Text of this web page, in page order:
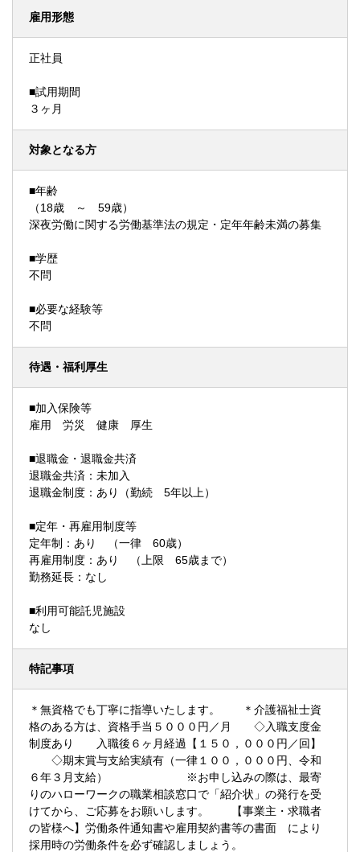
雇用形態
正社員
■試用期間
３ヶ月
対象となる方
■年齢
（18歳 ～ 59歳）
深夜労働に関する労働基準法の規定・定年年齢未満の募集
■学歴
不問
■必要な経験等
不問
待遇・福利厚生
■加入保険等
雇用 労災 健康 厚生
■退職金・退職金共済
退職金共済：未加入
退職金制度：あり（勤続 5年以上）
■定年・再雇用制度等
定年制：あり （一律 60歳）
再雇用制度：あり （上限 65歳まで）
勤務延長：なし
■利用可能託児施設
なし
特記事項
＊無資格でも丁寧に指導いたします。 ＊介護福祉士資
格のある方は、資格手当５０００円／月 ◇入職支度金
制度あり 入職後６ヶ月経過【１５０，０００円／回】
◇期末賞与支給実績有（一律１００，０００円、令和
６年３月支給） ※お申し込みの際は、最寄
りのハローワークの職業相談窓口で「紹介状」の発行を受
けてから、ご応募をお願いします。 【事業主・求職者
の皆様へ】労働条件通知書や雇用契約書等の書面 により
採用時の労働条件を必ず確認しましょう。